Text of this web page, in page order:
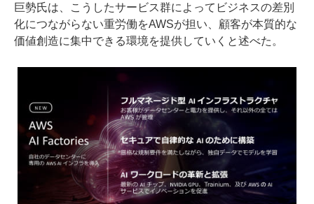
巨勢氏は、こうしたサービス群によってビジネスの差別
化につながらない重労働をAWSが担い、顧客が本質的な
価値創造に集中できる環境を提供していくと述べた。